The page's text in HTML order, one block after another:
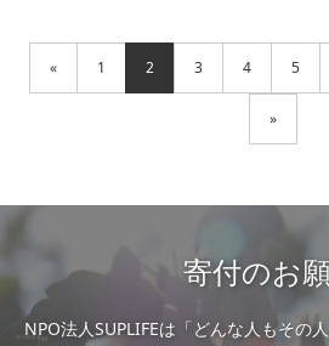
« 1 2 3 4 5
»
寄付のお
NPO法人SUPLIFEは「どんな人もその